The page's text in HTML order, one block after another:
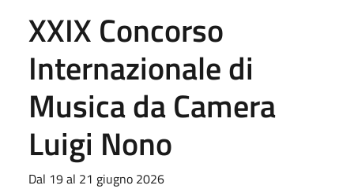
XXIX Concorso
Internazionale di
Musica da Camera
Luigi Nono
Dal 19 al 21 giugno 2026